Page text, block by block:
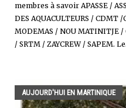
membres à savoir APASSE /
DES AQUACULTEURS / CDMT
MODEMAS / NOU MATINITJE /
/ SRTM / ZAYCREW / SAPEM.
AUJOURD'HUI EN MARTINIQUE